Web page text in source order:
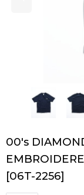
00's
[06T-2256]